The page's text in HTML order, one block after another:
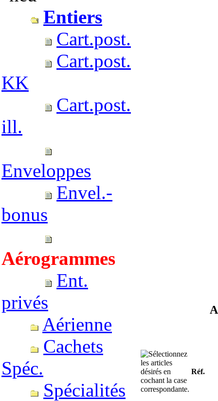
Entiers
Cart.post.
Cart.post.
KK
Cart.post.
ill.
Enveloppes
Envel.-
bonus
Aérogrammes
Ent.
privés
Aérienne
Cachets
Spéc.
Spécialités
Réf.